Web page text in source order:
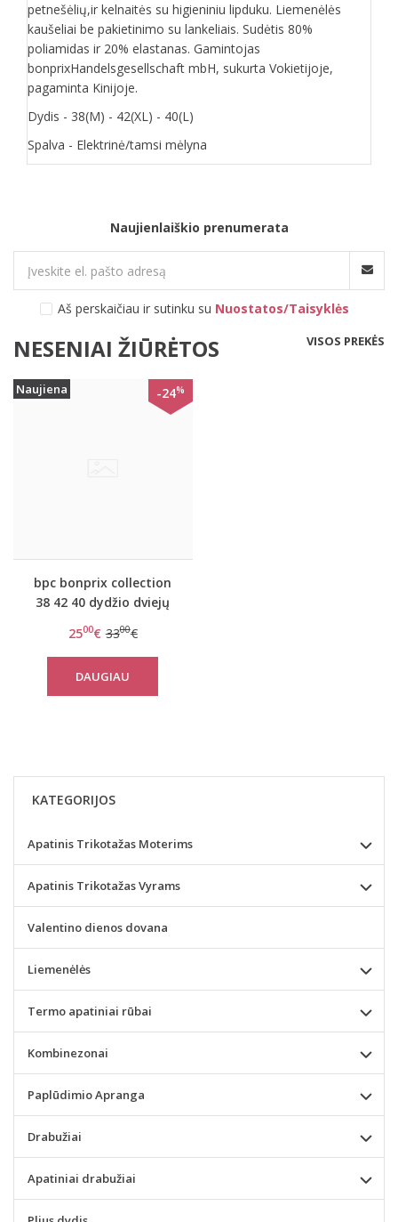
petnešėlių,ir kelnaitės su higieniniu lipduku. Liemenėlės
kaušeliai be pakietinimo su lankeliais. Sudėtis 80%
poliamidas ir 20% elastanas. Gamintojas
bonprixHandelsgesellschaft mbH, sukurta Vokietijoje,
pagaminta Kinijoje.
Dydis - 38(M) - 42(XL) - 40(L)
Spalva - Elektrinė/tamsi mėlyna
Naujienlaiškio prenumerata
Aš perskaičiau ir sutinku su Nuostatos/Taisyklės
NESENIAI ŽIŪRĖTOS VISOS PREKĖS
Naujiena -24%
bpc bonprix collection
38 42 40 dydžio dviejų
maudymosi kostiumėlis
978436
2500€ 3300€
DAUGIAU
KATEGORIJOS
Apatinis Trikotažas Moterims
Apatinis Trikotažas Vyrams
Valentino dienos dovana
Liemenėlės
Termo apatiniai rūbai
Kombinezonai
Paplūdimio Apranga
Drabužiai
Apatiniai drabužiai